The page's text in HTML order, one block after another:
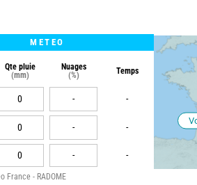
METEO
Qte pluie
(mm)
Nuages
(%)
Temps
0 - -
0 - -
0 - -
France - RADOME